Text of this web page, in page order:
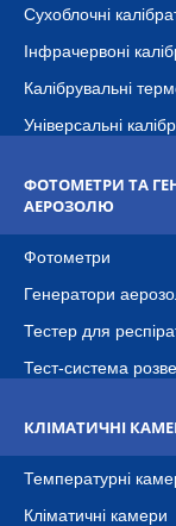
Сухоблочні
Інфрачервоні
Калібрувальні
Універсальні
ФОТОМЕТРИ ТА
АЕРОЗОЛЮ
Фотометри
Генератори
Тестер для
Тест-система
КЛІМАТИЧНІ
Температурні
Кліматичні камери